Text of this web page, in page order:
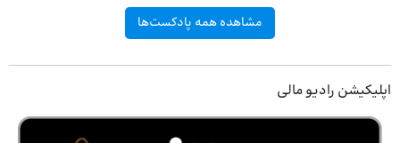
مشاهده همه پادکست‌ها
اپلیکیشن رادیو مالی